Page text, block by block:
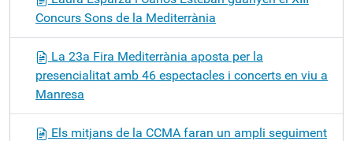
Concurs Sons de la Mediterrània
La 23a Fira Mediterrània aposta per la
presencialitat amb 46 espectacles i concerts en viu a
Manresa
Els mitjans de la CCMA faran un ampli seguiment